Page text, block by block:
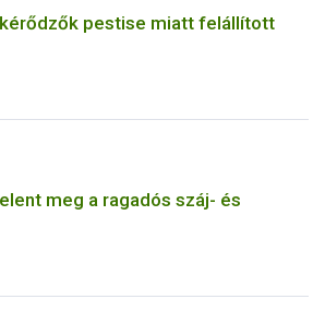
pestise miatt felállított
meg a ragadós száj- és